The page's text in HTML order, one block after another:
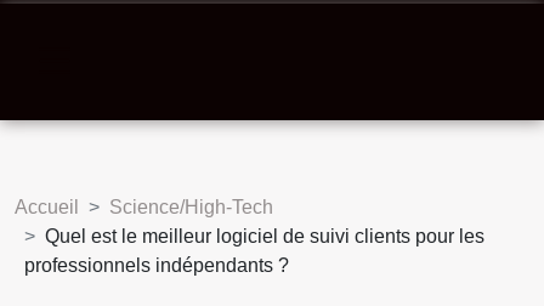
Accueil
Science/High-Tech
Quel est le meilleur logiciel de suivi clients pour les
professionnels indépendants ?